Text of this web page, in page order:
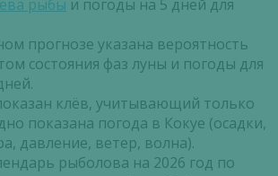
рыбы и погоды на 5 дней для
прогнозе указана вероятность
состояния фаз луны и погоды для
клёв, учитывающий только
показана погода в Кокуе (осадки,
давление, ветер, волна).
рыболова на 2026 год по